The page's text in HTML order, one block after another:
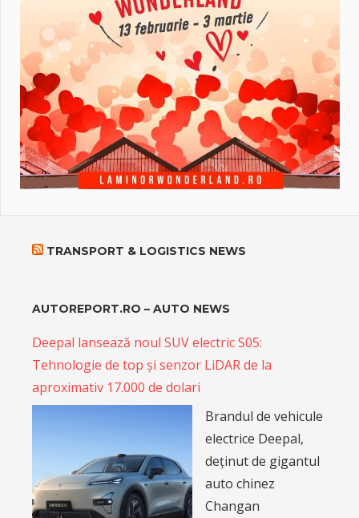
TRANSPORT & LOGISTICS NEWS
AUTOREPORT.RO – AUTO NEWS
Deepal lansează noul SUV electric S05:
Tehnologie de top și senzor LiDAR de la
aproximativ 17.000 de dolari
Brandul de vehicule
electrice Deepal,
deținut de gigantul
auto chinez
Changan